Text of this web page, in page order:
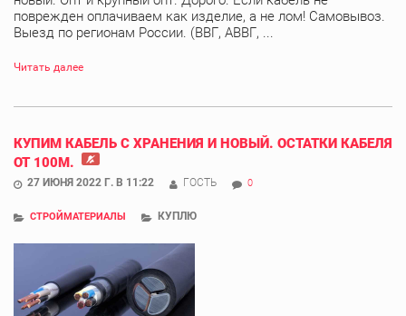
поврежден оплачиваем как изделие, а не лом! Самовывоз.
Выезд по регионам России. (ВВГ, АВВГ, ...
Читать далее
КУПИМ КАБЕЛЬ С ХРАНЕНИЯ И НОВЫЙ. ОСТАТКИ КАБЕЛЯ
ОТ 100М.
27 ИЮНЯ 2022 Г. В 11:22 ГОСТЬ 0
СТРОЙМАТЕРИАЛЫ КУПЛЮ